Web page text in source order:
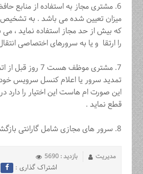
6. مشتری مجاز به استفاده از منابع
میزان تعیین شده می باشد . به
که بیش از حد مجاز استفاده نماید ،
را ارتقا و یا به سرورهای اختصاصی
7. مشتری موظف هست
تمدید سرور یا اعلام کنسل سرویس خود
این صورت ام هاست این اختیار را دارد
قطع نماید .
8. سرور های مجازی شامل گارانتی بازگشت وجه نمیباشند.
مدیریت بازدید : 5690
اشتراک گذاری :